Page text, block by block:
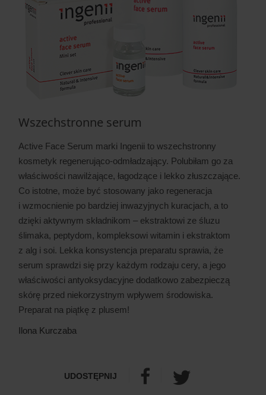
Wszechstronne serum
Active Face Serum marki Ingenii to wszechstronny
kosmetyk regenerująco-odmładzający. Polubiłam go za
właściwości nawilżające, łagodzące i lekko złuszczające.
Co istotne, może być stosowany jako regeneracja
i wzmocnienie po bardziej inwazyjnych kuracjach, a to
dzięki aktywnym składnikom – ekstraktowi ze śluzu
ślimaka, peptydom, kompleksowi witamin i ekstraktom
z alg i soi. Lekka konsystencja preparatu sprawia, że
serum sprawdzi się przy każdym rodzaju cery, a jego
właściwości antyoksydacyjne dodatkowo zabezpieczą
skórę przed niekorzystnym wpływem środowiska.
Preparat na piątkę z plusem!
Ilona Kurczaba